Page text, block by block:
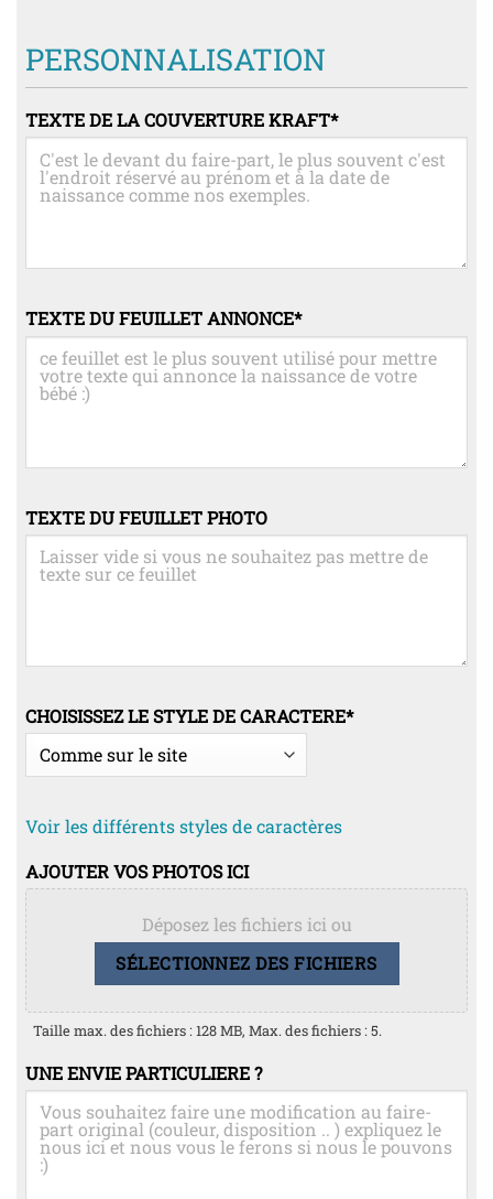
PERSONNALISATION
TEXTE DE LA COUVERTURE KRAFT*
TEXTE DU FEUILLET ANNONCE*
TEXTE DU FEUILLET PHOTO
CHOISISSEZ LE STYLE DE CARACTERE*
Voir les différents styles de caractères
AJOUTER VOS PHOTOS ICI
Déposez les fichiers ici ou
SÉLECTIONNEZ DES FICHIERS
Taille max. des fichiers : 128 MB, Max. des fichiers : 5.
UNE ENVIE PARTICULIERE ?